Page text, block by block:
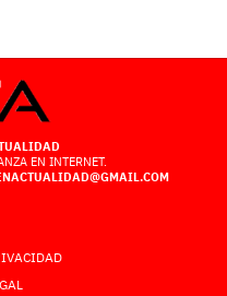
EN INTERNET.